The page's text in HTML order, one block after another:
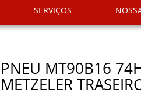
SERVIÇOS
PNEU MT90B16
METZELER